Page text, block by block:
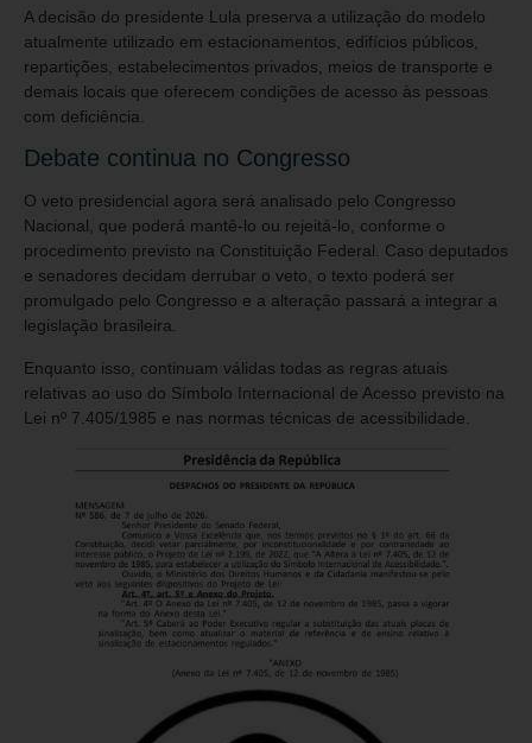
A decisão do presidente Lula preserva a utilização do modelo
atualmente utilizado em estacionamentos, edifícios públicos,
repartições, estabelecimentos privados, meios de transporte e
demais locais que oferecem condições de acesso às pessoas
com deficiência.
Debate continua no Congresso
O veto presidencial agora será analisado pelo Congresso
Nacional, que poderá mantê-lo ou rejeitá-lo, conforme o
procedimento previsto na Constituição Federal. Caso deputados
e senadores decidam derrubar o veto, o texto poderá ser
promulgado pelo Congresso e a alteração passará a integrar a
legislação brasileira.
Enquanto isso, continuam válidas todas as regras atuais
relativas ao uso do Símbolo Internacional de Acesso previsto na
Lei nº 7.405/1985 e nas normas técnicas de acessibilidade.